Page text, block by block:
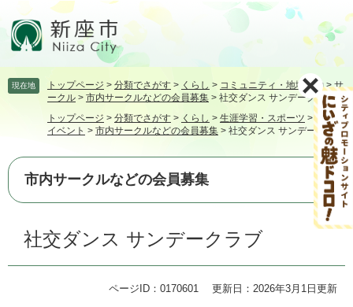
頭飛
文
へ
現在地 トップページ > 分類でさがす > くらし > コミュニティ・地域活動 >サ
ークル > 市内サークルなどの会員募集 > 社交ダンス サンデークラブ
トップページ > 分類でさがす > くらし > 生涯学習・スポーツ >講座・
イベント > 市内サークルなどの会員募集 > 社交ダンス サンデークラブ
市内サークルなどの会員募集
社交ダンス サンデークラブ
ページID：0170601 更新日：2026年3月1日更新